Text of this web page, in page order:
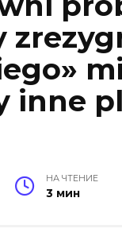
inne
НА ЧТЕНИЕ
3 мин